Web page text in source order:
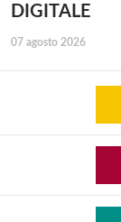
DIGITALE
07 agosto 2026